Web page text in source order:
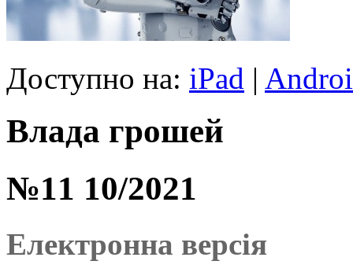
Доступно на: iPad |
Влада грошей
№11 10/2021
Електронна версія